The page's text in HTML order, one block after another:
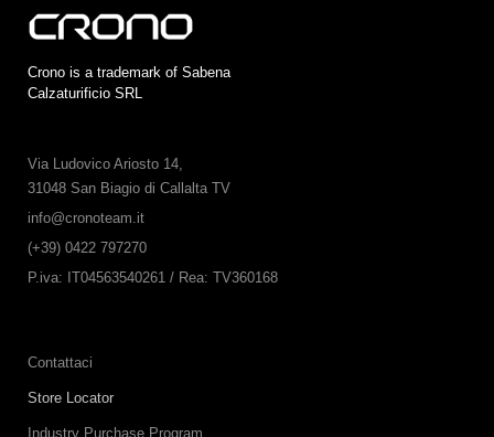
Crono is a trademark of Sabena
Calzaturificio SRL
Via Ludovico Ariosto 14,
31048 San Biagio di Callalta TV
info@cronoteam.it
(+39) 0422 797270
P.iva: IT04563540261 / Rea: TV360168
Contattaci
Store Locator
Industry Purchase Program